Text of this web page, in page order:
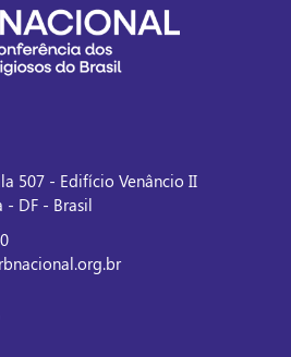
507 - Edifício Venâncio II
- DF - Brasil